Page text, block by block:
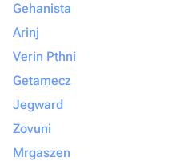
Gehanista
Arinj
Verin Pthni
Getamecz
Jegward
Zovuni
Mrgaszen